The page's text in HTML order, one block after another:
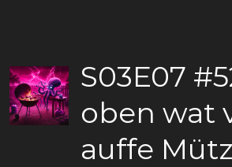
S03E07
oben wat
auffe